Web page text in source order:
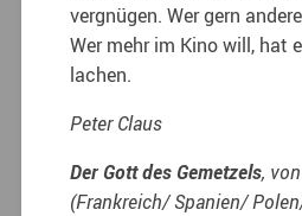
vergnügen. Wer gern
Wer mehr im Kino will, hat
lachen.
Peter Claus
Der Gott des Gemetzels,
(Frankreich/ Spanien/